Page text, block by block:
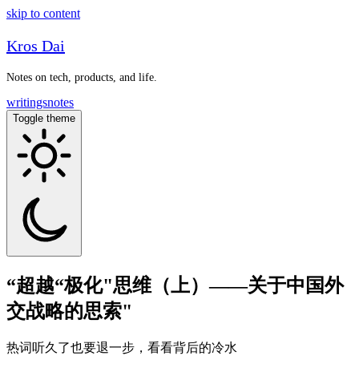
skip to content
Kros Dai
Notes on tech, products, and life.
writingsnotes
Toggle theme
“超越“极化"思维（上）——关于中国外
交战略的思索"
热词听久了也要退一步，看看背后的冷水